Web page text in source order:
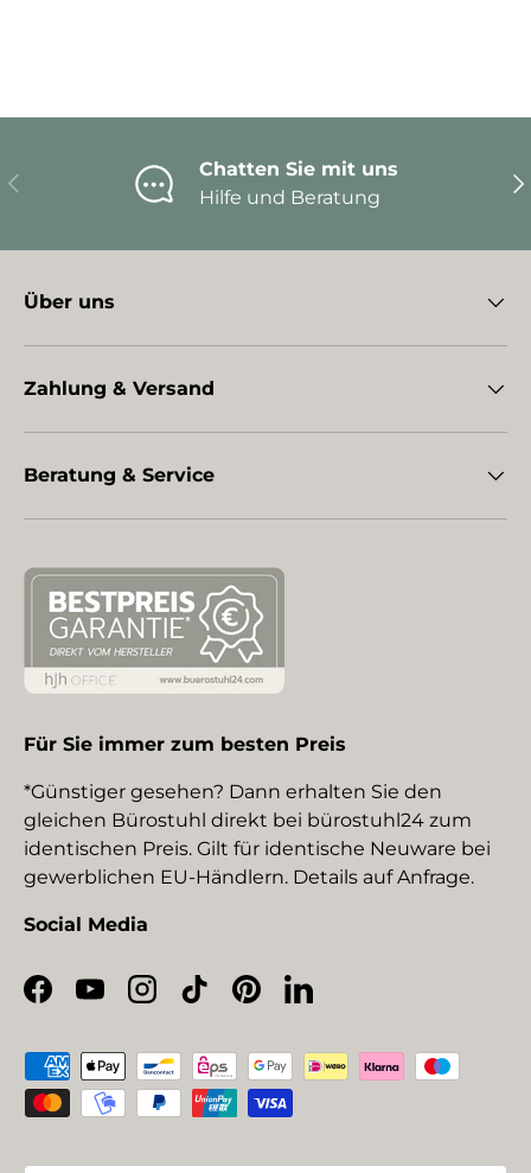
Vorherige
Chatten Sie mit uns
Hilfe und Beratung
Über uns
Zahlung & Versand
Beratung & Service
Für Sie immer zum besten Preis
*Günstiger gesehen? Dann erhalten Sie den
gleichen Bürostuhl direkt bei bürostuhl24 zum
identischen Preis. Gilt für identische Neuware bei
gewerblichen EU-Händlern. Details auf Anfrage.
Social Media
Facebook
YouTubeInstagram
TikTokPinterestLinkedIn
Zahlungsmethoden